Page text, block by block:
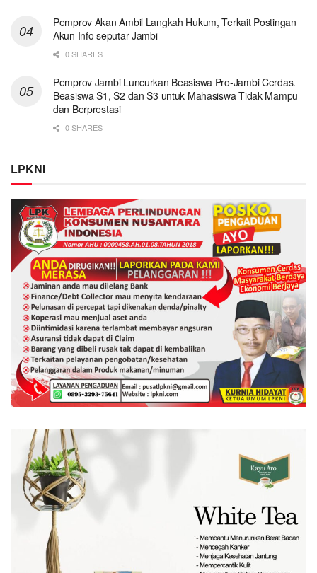
Pemprov Akan Ambil Langkah Hukum, Terkait Postingan
Akun Info seputar Jambi
0 SHARES
Pemprov Jambi Luncurkan Beasiswa Pro-Jambi Cerdas.
Beasiswa S1, S2 dan S3 untuk Mahasiswa Tidak Mampu
dan Berprestasi
0 SHARES
LPKNI